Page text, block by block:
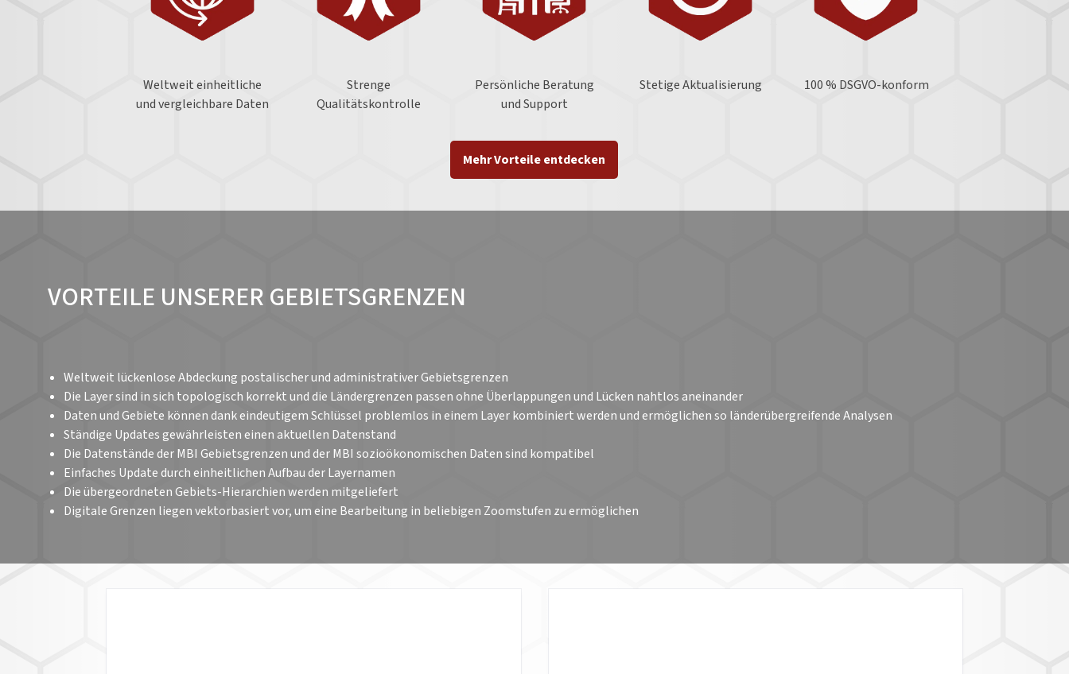
Weltweit einheitliche
und vergleichbare Daten
Strenge
Qualitätskontrolle
Persönliche Beratung
und Support
Stetige Aktualisierung 100 % DSGVO-konform
Mehr Vorteile entdecken
VORTEILE UNSERER GEBIETSGRENZEN
Weltweit lückenlose Abdeckung postalischer und administrativer Gebietsgrenzen
Die Layer sind in sich topologisch korrekt und die Ländergrenzen passen ohne Überlappungen und Lücken nahtlos aneinander
Daten und Gebiete können dank eindeutigem Schlüssel problemlos in einem Layer kombiniert werden und ermöglichen so länderübergreifende Analysen
Ständige Updates gewährleisten einen aktuellen Datenstand
Die Datenstände der MBI Gebietsgrenzen und der MBI sozioökonomischen Daten sind kompatibel
Einfaches Update durch einheitlichen Aufbau der Layernamen
Die übergeordneten Gebiets-Hierarchien werden mitgeliefert
Digitale Grenzen liegen vektorbasiert vor, um eine Bearbeitung in beliebigen Zoomstufen zu ermöglichen